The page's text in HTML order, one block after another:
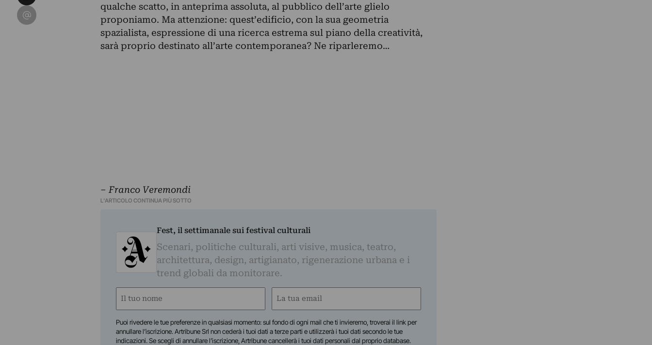
qualche scatto, in anteprima assoluta, al pubblico dell’arte glielo
proponiamo. Ma attenzione: quest’edificio, con la sua geometria
spazialista, espressione di una ricerca estrema sul piano della creatività,
sarà proprio destinato all’arte contemporanea? Ne riparleremo…
– Franco Veremondi
L'ARTICOLO CONTINUA PIÙ SOTTO
Fest, il settimanale sui festival culturali
Scenari, politiche culturali, arti visive, musica, teatro,
architettura, design, artigianato, rigenerazione urbana e i
trend globali da monitorare.
Nome
Email
Puoi rivedere le tue preferenze in qualsiasi momento: sul fondo di ogni mail che ti invieremo, troverai il link per
annullare l’iscrizione. Artribune Srl non cederà i tuoi dati a terze parti e utilizzerà i tuoi dati secondo le tue
indicazioni. Se scegli di annullare l’iscrizione, Artribune cancellerà i tuoi dati personali dal proprio database.
Condividi su Email